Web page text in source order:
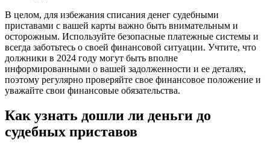
В целом, для избежания списания денег судебными
приставами с вашей карты важно быть внимательным и
осторожным. Используйте безопасные платежные системы и
всегда заботьтесь о своей финансовой ситуации. Учтите, что
должники в 2024 году могут быть вполне
информированными о вашей задолженности и ее деталях,
поэтому регулярно проверяйте свое финансовое положение и
уважайте свои финансовые обязательства.
Как узнать дошли ли деньги до
судебных приставов